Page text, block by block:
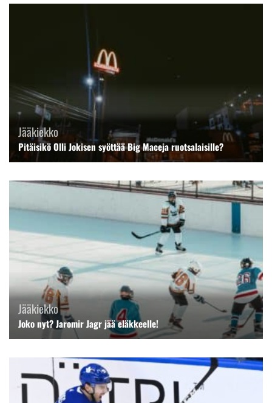
Jääkiekko
Pitäisikö Olli Jokisen syöttää Big Maceja ruotsalaisille?
Jääkiekko
Joko nyt? Jaromir Jagr jää eläkkeelle!